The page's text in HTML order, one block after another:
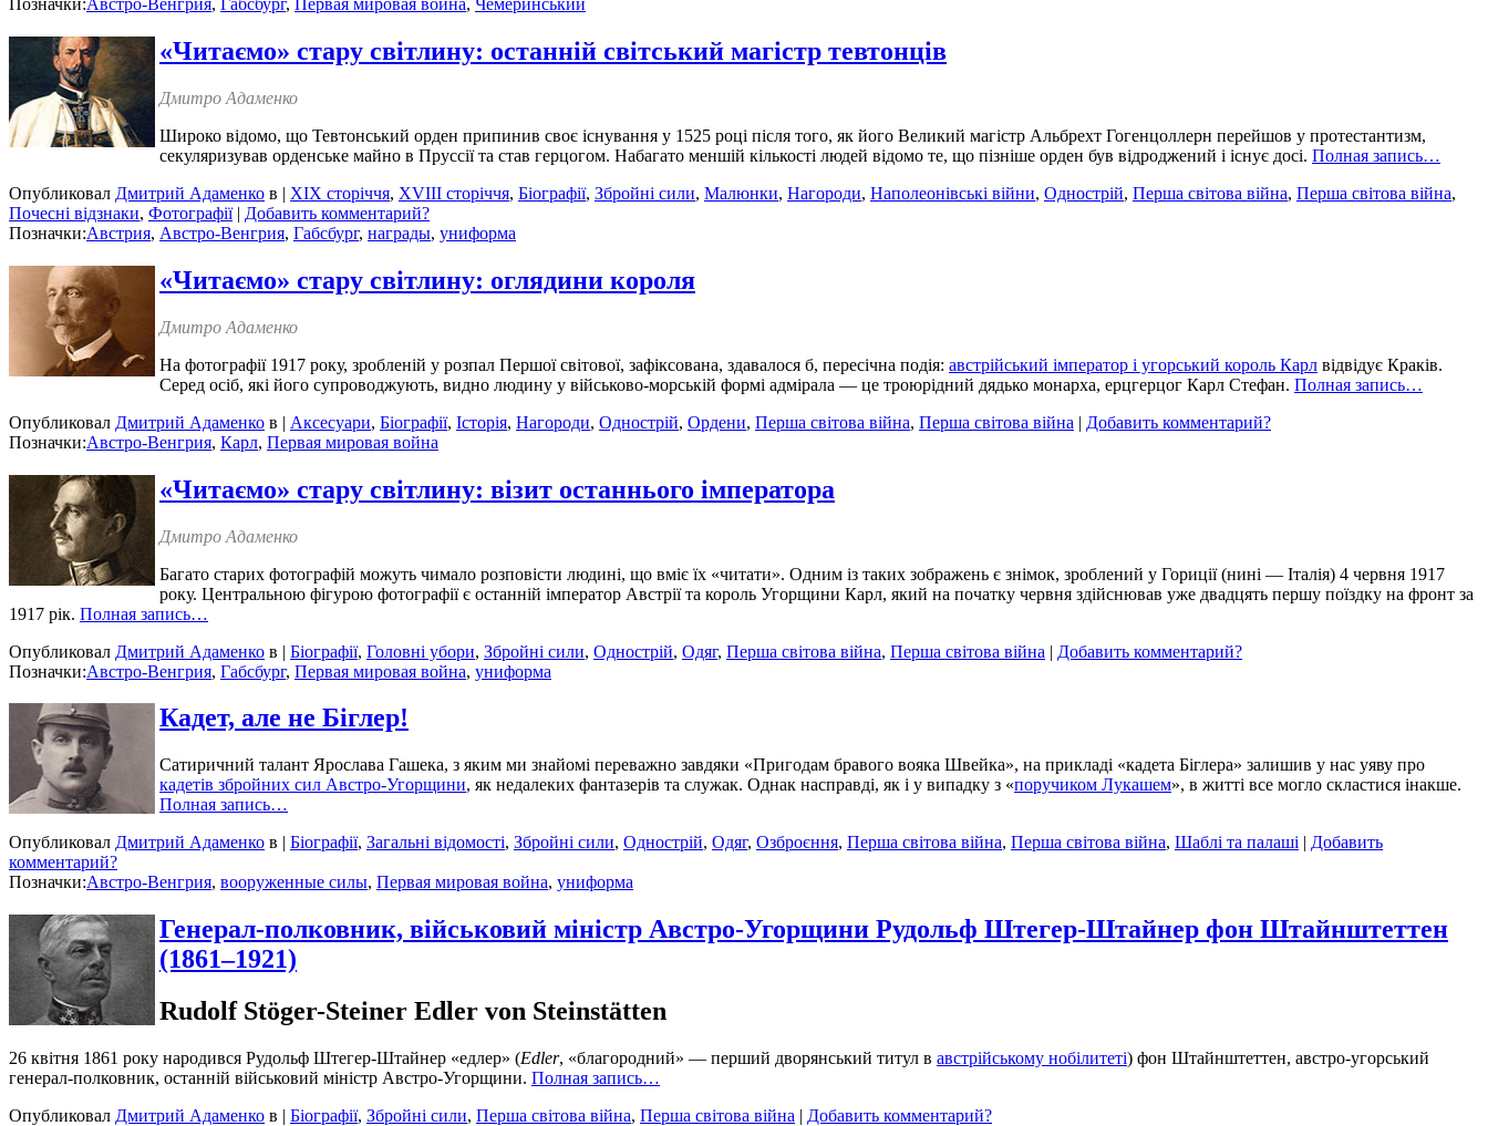
Позначки:Австро-Венгрия, Габсбург, Первая мировая война, Чемеринський
«Читаємо» стару світлину: останній світський магістр тевтонців
Дмитро Адаменко
Широко відомо, що Тевтонський орден припинив своє існування у 1525 році після того, як його Великий магістр Альбрехт Гогенцоллерн перейшов у протестантизм,
секуляризував орденське майно в Пруссії та став герцогом. Набагато меншій кількості людей відомо те, що пізніше орден був відроджений і існує досі. Полная запись…
Опубликовал Дмитрий Адаменко в | XIX сторіччя, XVIII сторіччя, Біографії, Збройні сили, Малюнки, Нагороди, Наполеонівські війни, Однострій, Перша світова війна, Перша світова війна,
Почесні відзнаки, Фотографії | Добавить комментарий?
Позначки:Австрия, Австро-Венгрия, Габсбург, награды, униформа
«Читаємо» стару світлину: оглядини короля
Дмитро Адаменко
На фотографії 1917 року, зробленій у розпал Першої світової, зафіксована, здавалося б, пересічна подія: австрійський імператор і угорський король Карл відвідує Краків.
Серед осіб, які його супроводжують, видно людину у військово-морській формі адмірала — це троюрідний дядько монарха, ерцгерцог Карл Стефан. Полная запись…
Опубликовал Дмитрий Адаменко в | Аксесуари, Біографії, Історія, Нагороди, Однострій, Ордени, Перша світова війна, Перша світова війна | Добавить комментарий?
Позначки:Австро-Венгрия, Карл, Первая мировая война
«Читаємо» стару світлину: візит останнього імператора
Дмитро Адаменко
Багато старих фотографій можуть чимало розповісти людині, що вміє їх «читати». Одним із таких зображень є знімок, зроблений у Гориції (нині — Італія) 4 червня 1917
року. Центральною фігурою фотографії є останній імператор Австрії та король Угорщини Карл, який на початку червня здійснював уже двадцять першу поїздку на фронт за
1917 рік. Полная запись…
Опубликовал Дмитрий Адаменко в | Біографії, Головні убори, Збройні сили, Однострій, Одяг, Перша світова війна, Перша світова війна | Добавить комментарий?
Позначки:Австро-Венгрия, Габсбург, Первая мировая война, униформа
Кадет, але не Біглер!
Сатиричний талант Ярослава Гашека, з яким ми знайомі переважно завдяки «Пригодам бравого вояка Швейка», на прикладі «кадета Біглера» залишив у нас уяву про
кадетів збройних сил Австро-Угорщини, як недалеких фантазерів та служак. Однак насправді, як і у випадку з «поручиком Лукашем», в житті все могло скластися інакше.
Полная запись…
Опубликовал Дмитрий Адаменко в | Біографії, Загальні відомості, Збройні сили, Однострій, Одяг, Озброєння, Перша світова війна, Перша світова війна, Шаблі та палаші | Добавить
комментарий?
Позначки:Австро-Венгрия, вооруженные силы, Первая мировая война, униформа
Генерал-полковник, військовий міністр Австро-Угорщини Рудольф Штегер-Штайнер фон Штайнштеттен
(1861–1921)
Rudolf Stöger-Steiner Edler von Steinstätten
26 квітня 1861 року народився Рудольф Штегер-Штайнер «едлер» (Edler, «благородний» — перший дворянський титул в австрійському нобілитеті) фон Штайнштеттен, австро-угорський
генерал-полковник, останній військовий міністр Австро-Угорщини. Полная запись…
Опубликовал Дмитрий Адаменко в | Біографії, Збройні сили, Перша світова війна, Перша світова війна | Добавить комментарий?